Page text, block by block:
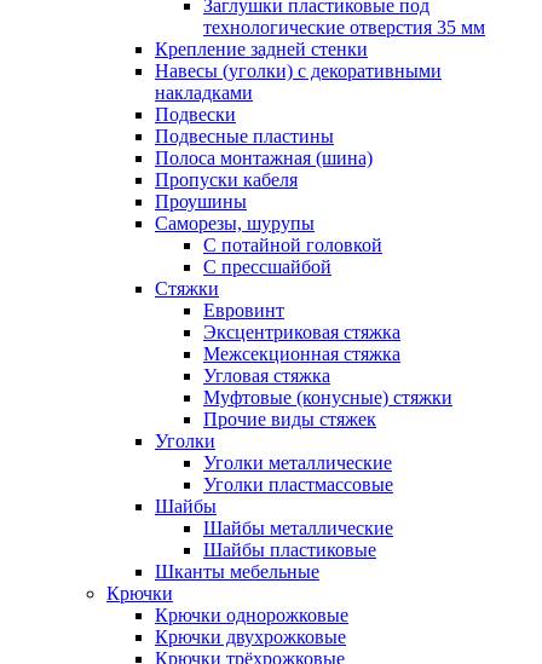
Заглушки пластиковые под
технологические отверстия 35 мм
Крепление задней стенки
Навесы (уголки) с декоративными
накладками
Подвески
Подвесные пластины
Полоса монтажная (шина)
Пропуски кабеля
Проушины
Саморезы, шурупы
С потайной головкой
С прессшайбой
Стяжки
Евровинт
Эксцентриковая стяжка
Межсекционная стяжка
Угловая стяжка
Муфтовые (конусные) стяжки
Прочие виды стяжек
Уголки
Уголки металлические
Уголки пластмассовые
Шайбы
Шайбы металлические
Шайбы пластиковые
Шканты мебельные
Крючки
Крючки однорожковые
Крючки двухрожковые
Крючки трёхрожковые